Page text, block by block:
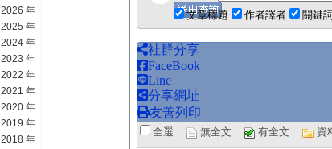
2026 年
2025 年
2024 年
2023 年
2022 年
2021 年
2020 年
2019 年
2018 年
文章標題
作者譯者 關鍵詞
社群分享
FaceBook
Line
分享網址
友善列印
全選 無全文 有全文 資